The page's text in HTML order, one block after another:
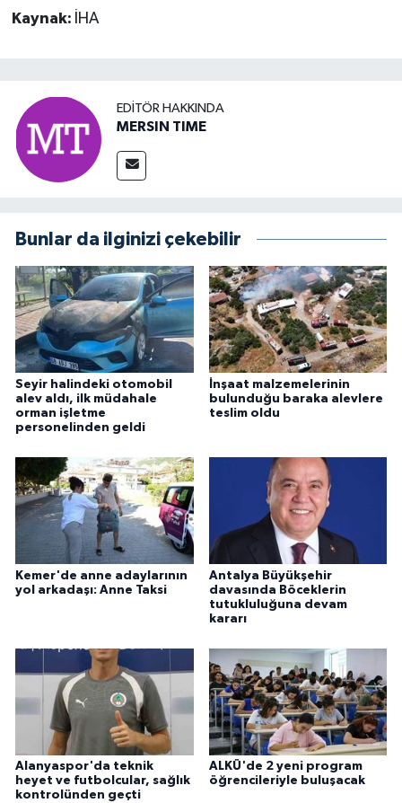
Kaynak: İHA
EDITÖR HAKKINDA
MERSIN TIME
Bunlar da ilginizi çekebilir
Seyir halindeki otomobil
alev aldı, ilk müdahale
orman işletme
personelinden geldi
İnşaat malzemelerinin
bulunduğu baraka alevlere
teslim oldu
Kemer'de anne adaylarının
yol arkadaşı: Anne Taksi
Antalya Büyükşehir
davasında Böceklerin
tutukluluğuna devam
kararı
Alanyaspor'da teknik
heyet ve futbolcular, sağlık
kontrolünden geçti
ALKÜ'de 2 yeni program
öğrencileriyle buluşacak